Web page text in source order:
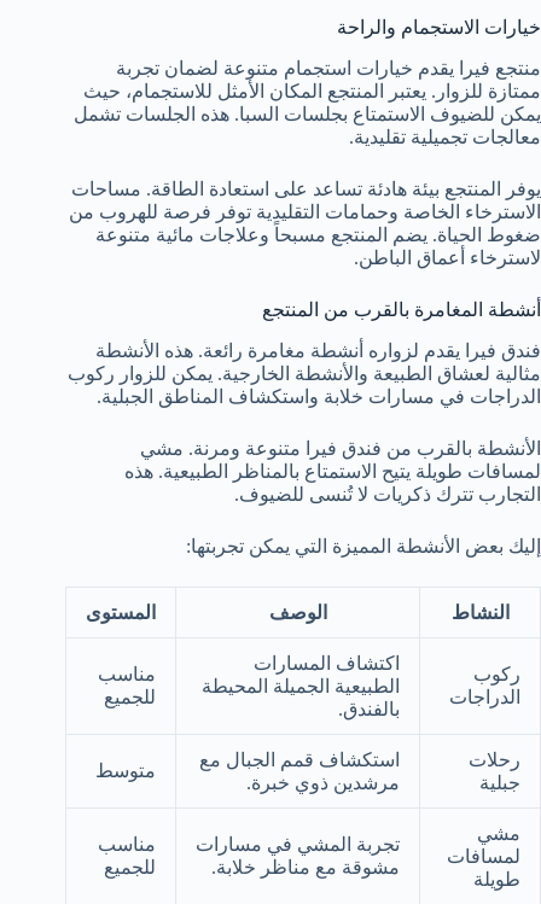
خيارات الاستجمام والراحة
منتجع فيرا يقدم خيارات استجمام متنوعة لضمان تجربة
ممتازة للزوار. يعتبر المنتجع المكان الأمثل للاستجمام، حيث
يمكن للضيوف الاستمتاع بجلسات السبا. هذه الجلسات تشمل
معالجات تجميلية تقليدية.
يوفر المنتجع بيئة هادئة تساعد على استعادة الطاقة. مساحات
الاسترخاء الخاصة وحمامات التقليدية توفر فرصة للهروب من
ضغوط الحياة. يضم المنتجع مسبحاً وعلاجات مائية متنوعة
لاسترخاء أعماق الباطن.
أنشطة المغامرة بالقرب من المنتجع
فندق فيرا يقدم لزواره أنشطة مغامرة رائعة. هذه الأنشطة
مثالية لعشاق الطبيعة والأنشطة الخارجية. يمكن للزوار ركوب
الدراجات في مسارات خلابة واستكشاف المناطق الجبلية.
الأنشطة بالقرب من فندق فيرا متنوعة ومرنة. مشي
لمسافات طويلة يتيح الاستمتاع بالمناظر الطبيعية. هذه
التجارب تترك ذكريات لا تُنسى للضيوف.
إليك بعض الأنشطة المميزة التي يمكن تجربتها:
النشاط الوصف المستوى
ركوب
الدراجات
اكتشاف المسارات
الطبيعية الجميلة المحيطة
بالفندق.
مناسب
للجميع
رحلات
جبلية
استكشاف قمم الجبال مع
مرشدين ذوي خبرة.
متوسط
مشي
لمسافات
طويلة
تجربة المشي في مسارات
مشوقة مع مناظر خلابة.
مناسب
للجميع